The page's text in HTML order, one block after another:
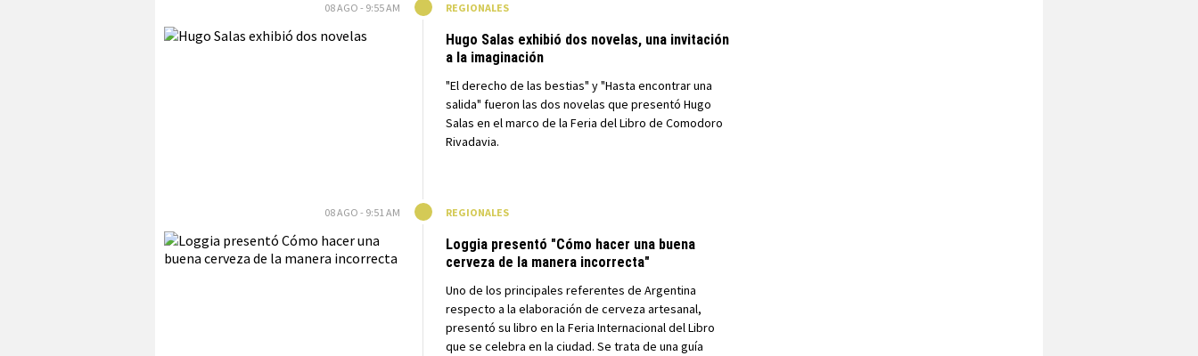
08 AGO - 9:55 AM REGIONALES
Hugo Salas exhibió dos novelas, una invitación
a la imaginación
"El derecho de las bestias" y "Hasta encontrar una
salida" fueron las dos novelas que presentó Hugo
Salas en el marco de la Feria del Libro de Comodoro
Rivadavia.
08 AGO - 9:51 AM REGIONALES
Loggia presentó "Cómo hacer una buena
cerveza de la manera incorrecta"
Uno de los principales referentes de Argentina
respecto a la elaboración de cerveza artesanal,
presentó su libro en la Feria Internacional del Libro
que se celebra en la ciudad. Se trata de una guía